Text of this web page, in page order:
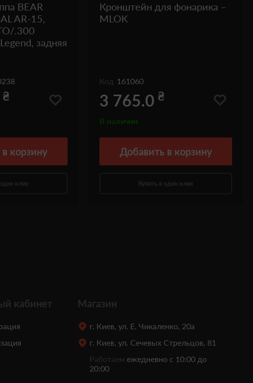
BEAR
AR-15,
.300
задняя
₴
в корзину
клик
Кронштейн для фонарика –
MLOK
Код 161060
3 765.0 ₴
В наличии
Добавить в корзину
Купить в один клик
кабинет Магазин
г. Киев, ул. Е. Чикаленко, 20а
г. Киев, ул. Сечевых Стрельцов, 81
Работаем ежедневно с 10:00 до
20:00